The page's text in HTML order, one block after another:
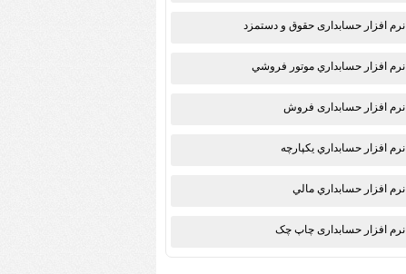
نرم افزار حسابداری حقوق و دستمزد
نرم افزار حسابداري موتور فروشي
نرم افزار حسابداری فروش
نرم افزار حسابداري يكپارچه
نرم افزار حسابداري مالي
نرم افزار حسابداری چاپ چک